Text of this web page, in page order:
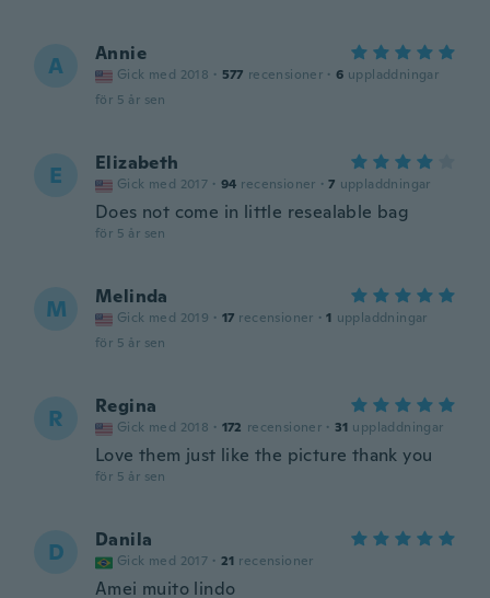
A Annie
Gick med 2018 · 577 recensioner · 6 uppladdningar
för 5 år sen
E Elizabeth
Gick med 2017 · 94 recensioner · 7 uppladdningar
Does not come in little resealable bag
för 5 år sen
M Melinda
Gick med 2019 · 17 recensioner · 1 uppladdningar
för 5 år sen
R Regina
Gick med 2018 · 172 recensioner · 31 uppladdningar
Love them just like the picture thank you
för 5 år sen
D Danila
Gick med 2017 · 21 recensioner
Amei muito lindo